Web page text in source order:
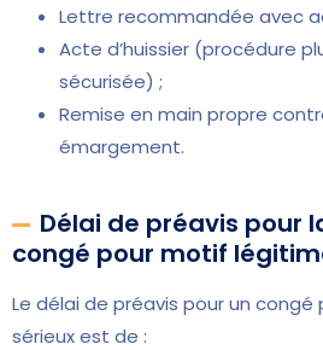
Lettre recommandée avec
Acte d’huissier (procédure
sécurisée) ;
Remise en main propre
émargement.
Délai de préavis pour
congé pour motif
Le délai de préavis pour un
sérieux est de :